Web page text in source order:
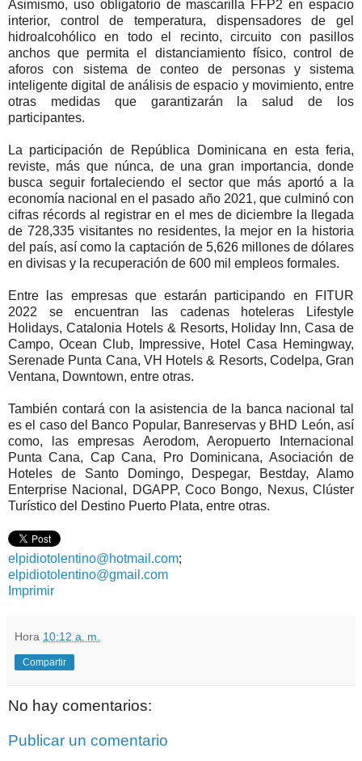
Asimismo, uso obligatorio de mascarilla FFP2 en espacio
interior, control de temperatura, dispensadores de gel
hidroalcohólico en todo el recinto, circuito con pasillos
anchos que permita el distanciamiento físico, control de
aforos con sistema de conteo de personas y sistema
inteligente digital de análisis de espacio y movimiento, entre
otras medidas que garantizarán la salud de los
participantes.
La participación de República Dominicana en esta feria,
reviste, más que núnca, de una gran importancia, donde
busca seguir fortaleciendo el sector que más aportó a la
economía nacional en el pasado año 2021, que culminó con
cifras récords al registrar en el mes de diciembre la llegada
de 728,335 visitantes no residentes, la mejor en la historia
del país, así como la captación de 5,626 millones de dólares
en divisas y la recuperación de 600 mil empleos formales.
Entre las empresas que estarán participando en FITUR
2022 se encuentran las cadenas hoteleras Lifestyle
Holidays, Catalonia Hotels & Resorts, Holiday Inn, Casa de
Campo, Ocean Club, Impressive, Hotel Casa Hemingway,
Serenade Punta Cana, VH Hotels & Resorts, Codelpa, Gran
Ventana, Downtown, entre otras.
También contará con la asistencia de la banca nacional tal
es el caso del Banco Popular, Banreservas y BHD León, así
como, las empresas Aerodom, Aeropuerto Internacional
Punta Cana, Cap Cana, Pro Dominicana, Asociación de
Hoteles de Santo Domingo, Despegar, Bestday, Alamo
Enterprise Nacional, DGAPP, Coco Bongo, Nexus, Clúster
Turístico del Destino Puerto Plata, entre otras.
elpidiotolentino@hotmail.com;
elpidiotolentino@gmail.com
Imprimir
Hora 10:12 a. m.
Compartir
No hay comentarios:
Publicar un comentario